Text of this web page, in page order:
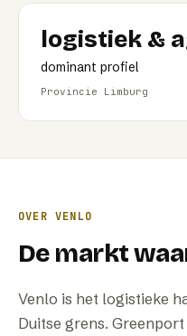
logistiek &
dominant profiel
Provincie Limburg
OVER VENLO
De markt
Venlo is het logistieke
Duitse grens.